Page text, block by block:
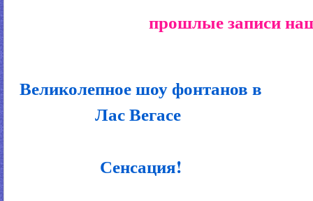
прошлые записи
Великолепное шоу фонтанов в
Лас Вегасе
Сенсация!